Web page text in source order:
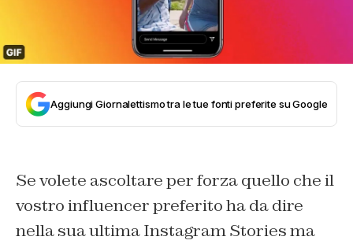
Aggiungi Giornalettismo tra le tue fonti preferite su Google
Se volete ascoltare per forza quello che il
vostro influencer preferito ha da dire
nella sua ultima Instagram Stories ma